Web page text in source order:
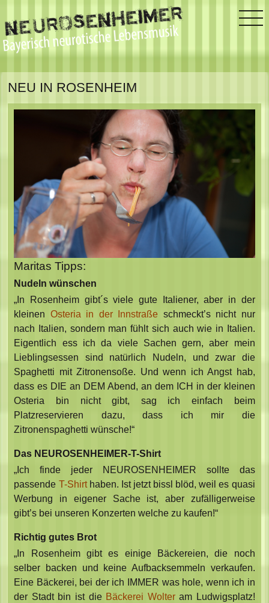
NEU IN ROSENHEIM
Maritas Tipps:
Nudeln wünschen
„In Rosenheim gibt´s viele gute Italiener, aber in der
kleinen Osteria in der Innstraße schmeckt’s nicht nur
nach Italien, sondern man fühlt sich auch wie in Italien.
Eigentlich ess ich da viele Sachen gern, aber mein
Lieblingsessen sind natürlich Nudeln, und zwar die
Spaghetti mit Zitronensoße. Und wenn ich Angst hab,
dass es DIE an DEM Abend, an dem ICH in der kleinen
Osteria bin nicht gibt, sag ich einfach beim
Platzreservieren dazu, dass ich mir die
Zitronenspaghetti wünsche!“
Das NEUROSENHEIMER-T-Shirt
„Ich finde jeder NEUROSENHEIMER sollte das
passende T-Shirthaben. Ist jetzt bissl blöd, weil es quasi
Werbung in eigener Sache ist, aber zufälligerweise
gibt’s bei unseren Konzerten welche zu kaufen!“
Richtig gutes Brot
„In Rosenheim gibt es einige Bäckereien, die noch
selber backen und keine Aufbacksemmeln verkaufen.
Eine Bäckerei, bei der ich IMMER was hole, wenn ich in
der Stadt bin ist die Bäckerei Wolteram Ludwigsplatz!